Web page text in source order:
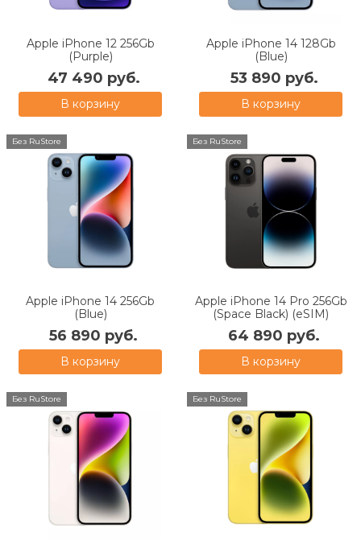
Apple iPhone 12 256Gb
(Purple)
47 490 руб.
В корзину
Apple iPhone 14 128Gb
(Blue)
53 890 руб.
В корзину
Без RuStore
Apple iPhone 14 256Gb
(Blue)
56 890 руб.
В корзину
Без RuStore
Apple iPhone 14 Pro 256Gb
(Space Black) (eSIM)
64 890 руб.
В корзину
Без RuStore Без RuStore